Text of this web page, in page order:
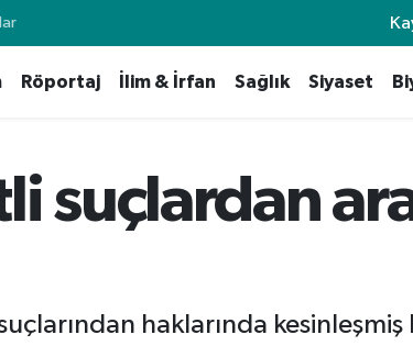
Röportaj İlim & İrfan Sağlık Siyaset
suçlardan
haklarında kesinleşmiş